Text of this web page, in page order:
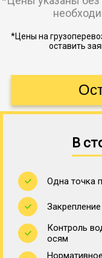
*Цены на
оставить
В
Одна точка
Контроль
осям